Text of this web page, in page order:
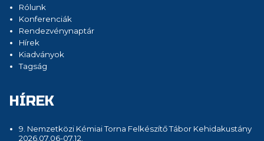
Rólunk
Konferenciák
Rendezvénynaptár
Hírek
Kiadványok
Tagság
HÍREK
9. Nemzetközi Kémiai Torna Felkészítő Tábor Kehidakustány
2026.07.06-07.12.